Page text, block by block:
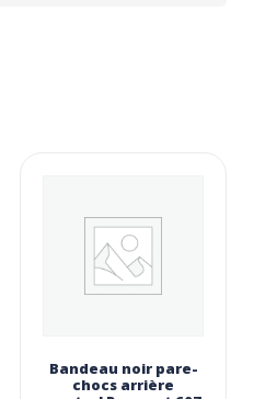
Bandeau noir pare-
chocs arrière